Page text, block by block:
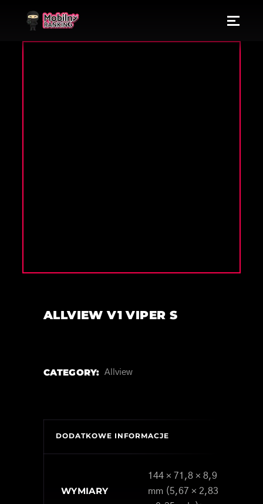
ALLVIEW V1 VIPER S
CATEGORY: Allview
DODATKOWE INFORMACJE
WYMIARY
144 × 71,8 × 8,9
mm (5,67 × 2,83